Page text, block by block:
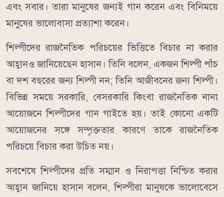
এবং সবার। তারা মানুষের জন্যই গান করেন এবং বিনিময়ে
মানুষের ভালোবাসা প্রত্যাশা করেন।
শিল্পীদের রাজনৈতিক পরিচয়ের ভিত্তিতে বিচার না করার
আহ্বানও জানিয়েছেন হাসান। তিনি বলেন, একজন শিল্পী পাঁচ
বা দশ বছরের জন্য শিল্পী নন; তিনি আজীবনের জন্য শিল্পী।
বিভিন্ন সময়ে সরকারি, বেসরকারি কিংবা রাজনৈতিক নানা
আয়োজনে শিল্পীদের গান গাইতে হয়। তাই কোনো একটি
আয়োজনের সঙ্গে সম্পৃক্ততার কারণে তাকে রাজনৈতিক
পরিচয়ে বিচার করা উচিত নয়।
সবশেষে শিল্পীদের প্রতি সম্মান ও নিরাপত্তা নিশ্চিত করার
আহ্বান জানিয়ে হাসান বলেন, শিল্পীরা মানুষকে ভালোবেসে